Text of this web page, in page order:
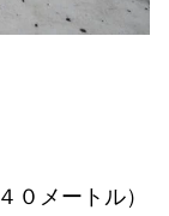
０メートル）